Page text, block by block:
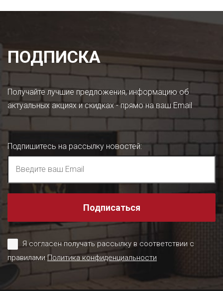
ПОДПИСКА
Получайте лучшие предложения, информацию об
актуальных акциях и скидках - прямо на ваш Email
Подпишитесь на рассылку новостей:
Подписаться
Я согласен получать рассылку в соответствии с
правиламиПолитика конфиденциальности